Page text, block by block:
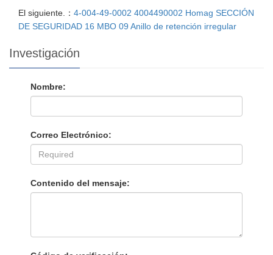
El siguiente.： 4-004-49-0002 4004490002 Homag SECCIÓN
DE SEGURIDAD 16 MBO 09 Anillo de retención irregular
Investigación
Nombre:
Correo Electrónico:
Contenido del mensaje: